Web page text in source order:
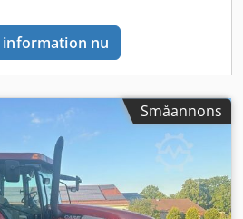
för ytterligare information.
information nu
Småannons